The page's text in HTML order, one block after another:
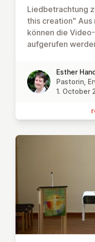
Liedbetrachtung
this creation" Aus
können die
aufgerufen
Esther
Pastorin,
1. October